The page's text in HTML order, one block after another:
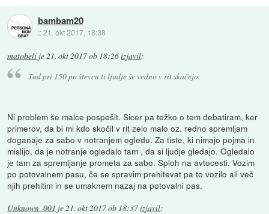
bambam20
::21. okt 2017, 18:38
matobeli je21. okt 2017 ob 18:26izjavil:
Tud pri 150 po števcu ti ljudje še vedno v rit skačejo.
Ni problem še malce pospešit. Sicer pa težko o tem debatiram, ker
primerov, da bi mi kdo skočil v rit zelo malo oz. redno spremljam
doganaje za sabo v notranjem ogledu. Za tiste, ki nimajo pojma in
mislijo, da je notranje ogledalo tam , da si ljudje gledajo. Ogledalo
je tam za spremljanje prometa za sabo. Sploh na avtocesti. Vozim
po potovalnem pasu, če se spravim prehitevat pa to vozilo ali več
njih prehitim in se umaknem nazaj na potovalni pas.
Unknown_001 je21. okt 2017 ob 18:37izjavil: